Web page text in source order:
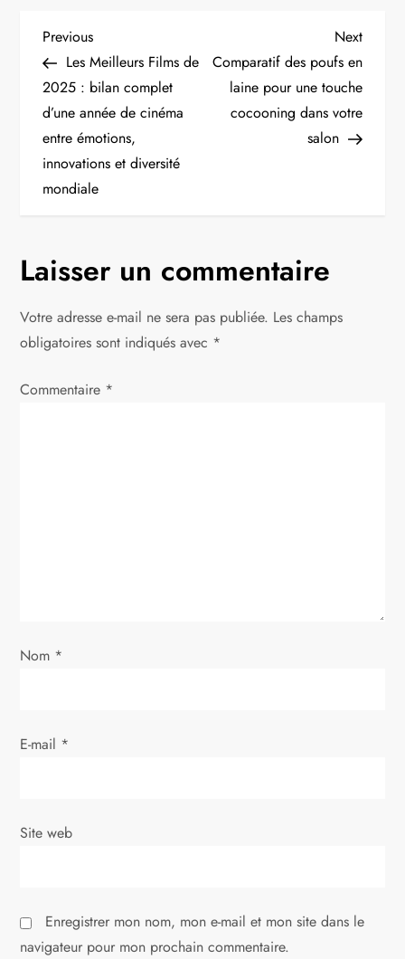
N
a
v
i
a
i
o
a
l
Previous
Post
Previous
Les Meilleurs Films de
2025 : bilan complet
d’une année de cinéma
entre émotions,
innovations et diversité
mondiale
Next
Post
Next
Comparatif des poufs en
laine pour une touche
cocooning dans votre
salon
Laisser un commentaire
Votre adresse e-mail ne sera pas publiée. Les champs
obligatoires sont indiqués avec *
Commentaire *
Nom *
E-mail *
Site web
Enregistrer mon nom, mon e-mail et mon site dans le
navigateur pour mon prochain commentaire.